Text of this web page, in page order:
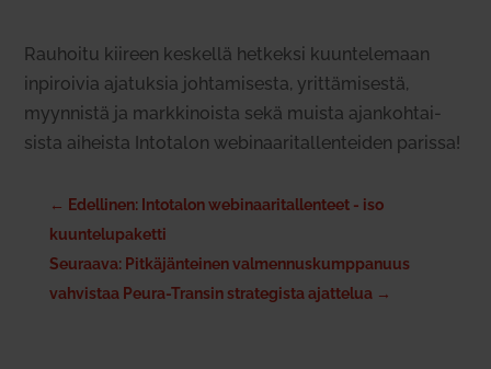
Rau­hoitu kiireen kes­kellä het­keksi kuun­te­lemaan
inpi­roivia aja­tuksia joh­ta­mi­sesta, yrit­tä­mi­sestä,
myyn­nistä ja mark­ki­noista sekä muista ajan­koh­tai­
sista aiheista Into­talon webi­naa­ri­tal­len­teiden parissa!
← Edellinen: Intotalon webinaaritallenteet - iso
kuuntelupaketti
Seuraava: Pitkäjänteinen valmennuskumppanuus
vahvistaa Peura-Transin strategista ajattelua→